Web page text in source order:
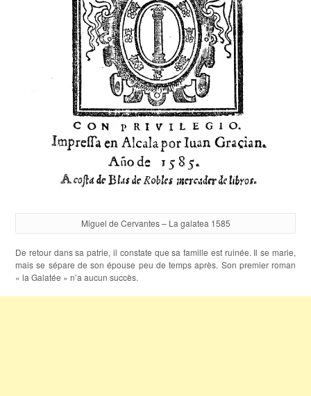
Miguel de Cervantes – La galatea 1585
De retour dans sa patrie, il constate que sa famille est ruinée. Il se marie,
mais se sépare de son épouse peu de temps après. Son premier roman
« la Galatée » n’a aucun succès.